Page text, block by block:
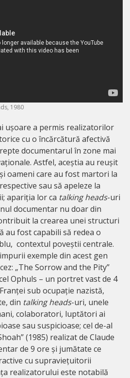
1980
ușoare a permis realizatorilor
cu o încărcătură afectivă
documentarul în zone mai
Astfel, aceștia au reușit
oameni care au fost martori la
sau să apeleze la
apariția lor ca talking heads-uri
documentar nu doar din
la crearea unei structuri
au fost capabili să redea o
contextul poveștii centrale.
exemple din acest gen
„The Sorrow and the Pity”
Ophuls – un portret vast de 4
sub ocupație nazistă,
din talking heads-uri, unele
colaboratori, luptători ai
sau suspicioase; cel de-al
(1985) realizat de Claude
de 9 ore și jumătate ce
cu supraviețuitorii
realizatorului este notabilă